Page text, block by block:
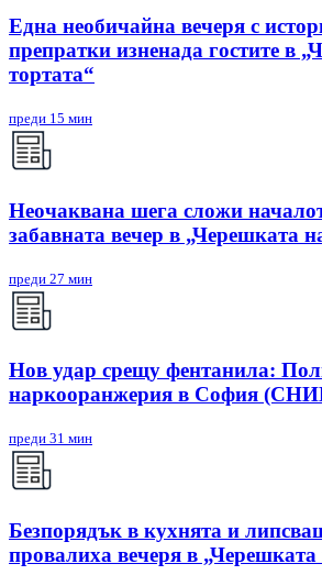
Една необичайна вечеря с
препратки изненада гостите в
тортата“
преди 15 мин
Неочаквана шега сложи
забавната вечер в „Черешката
преди 27 мин
Нов удар срещу фентанила:
наркооранжерия в София
преди 31 мин
Безпорядък в кухнята и
провалиха вечеря в „Черешката